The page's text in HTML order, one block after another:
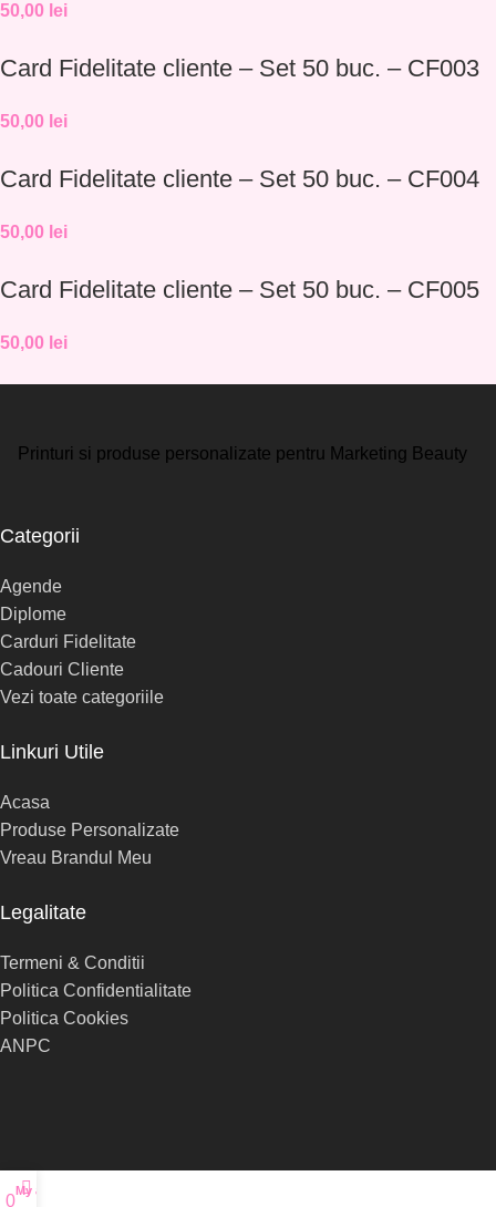
50,00 lei
Card Fidelitate cliente – Set 50 buc. – CF003
50,00 lei
Card Fidelitate cliente – Set 50 buc. – CF004
50,00 lei
Card Fidelitate cliente – Set 50 buc. – CF005
50,00 lei
Printuri si produse personalizate pentru Marketing Beauty
Categorii
Agende
Diplome
Carduri Fidelitate
Cadouri Cliente
Vezi toate categoriile
Linkuri Utile
Acasa
Produse Personalizate
Vreau Brandul Meu
Legalitate
Termeni & Conditii
Politica Confidentialitate
Politica Cookies
ANPC
0
My account